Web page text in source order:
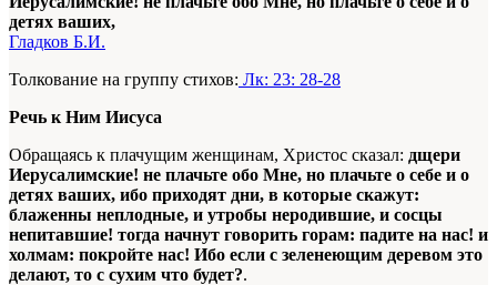
детях ваших,
Гладков Б.И.
Толкование на группу стихов: Лк: 23: 28-28
Речь к Ним Иисуса
Обращаясь к плачущим женщинам, Христос сказал: дщери
Иерусалимские! не плачьте обо Мне, но плачьте о себе и о
детях ваших, ибо приходят дни, в которые скажут:
блаженны неплодные, и утробы неродившие, и сосцы
непитавшие! тогда начнут говорить горам: падите на нас! и
холмам: покройте нас! Ибо если с зеленеющим деревом это
делают, то с сухим что будет?.